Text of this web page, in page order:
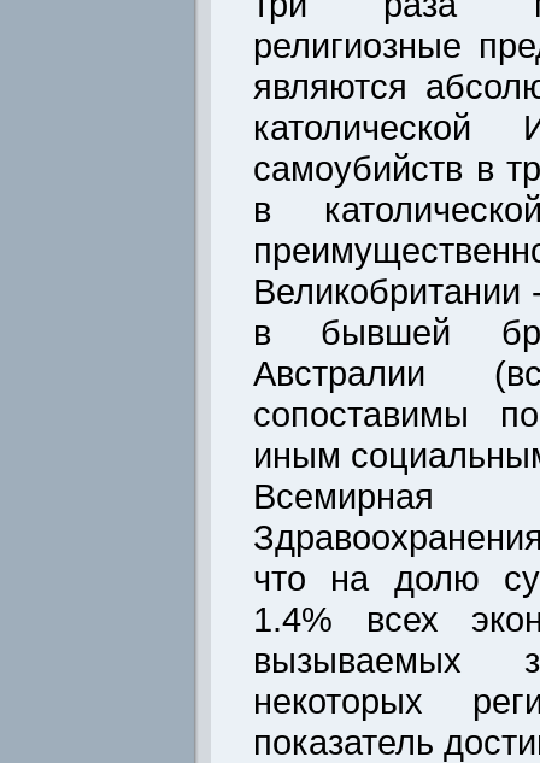
религиозные
являются
католической
самоубийств в
в
в бывшей
Австралии
сопоставимы
иным
Всемирная
что на долю
1.4% всех
вызываемых
некоторых
показатель